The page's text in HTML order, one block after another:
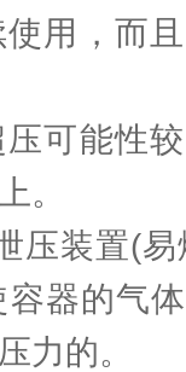
用，而
可能性
。
压装置(
器的气
力的。